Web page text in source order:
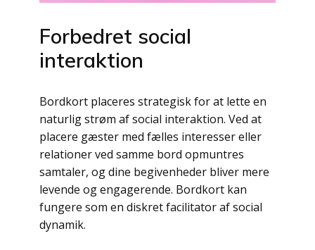
Forbedret social
interaktion
Bordkort placeres strategisk for at lette en
naturlig strøm af social interaktion. Ved at
placere gæster med fælles interesser eller
relationer ved samme bord opmuntres
samtaler, og dine begivenheder bliver mere
levende og engagerende. Bordkort kan
fungere som en diskret facilitator af social
dynamik.